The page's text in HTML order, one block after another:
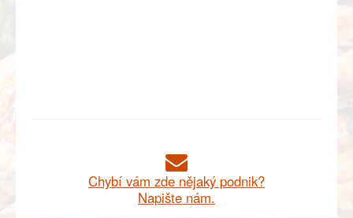
Chybí vám zde nějaký podnik?
Napište nám.